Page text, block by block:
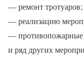
— ремонт тротуаров;
— реализацию
— противопожарные
и ряд других